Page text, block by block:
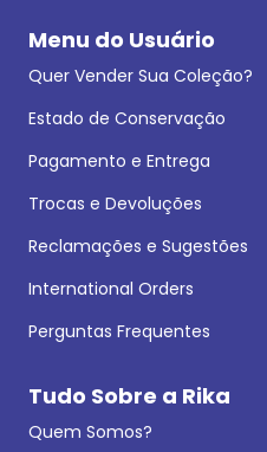
Menu do Usuário
Quer Vender Sua Coleção?
Estado de Conservação
Pagamento e Entrega
Trocas e Devoluções
Reclamações e Sugestões
International Orders
Perguntas Frequentes
Tudo Sobre a Rika
Quem Somos?